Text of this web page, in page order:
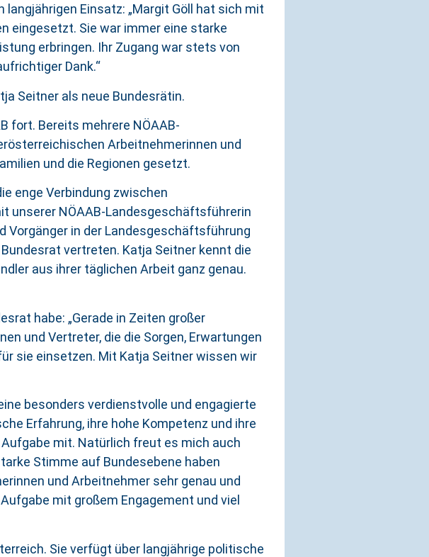
Einsatz: „Margit Göll hat sich mit
eingesetzt. Sie war immer eine starke
erbringen. Ihr Zugang war stets von
Dank.“
Seitner als neue Bundesrätin.
fort. Bereits mehrere NÖAAB-
Arbeitnehmerinnen und
und die Regionen gesetzt.
enge Verbindung zwischen
unserer NÖAAB-Landesgeschäftsführerin
Vorgänger in der Landesgeschäftsführung
vertreten. Katja Seitner kennt die
aus ihrer täglichen Arbeit ganz genau.
habe: „Gerade in Zeiten großer
und Vertreter, die die Sorgen, Erwartungen
sie einsetzen. Mit Katja Seitner wissen wir
besonders verdienstvolle und engagierte
Erfahrung, ihre hohe Kompetenz und ihre
mit. Natürlich freut es mich auch
Stimme auf Bundesebene haben
und Arbeitnehmer sehr genau und
mit großem Engagement und viel
Sie verfügt über langjährige politische